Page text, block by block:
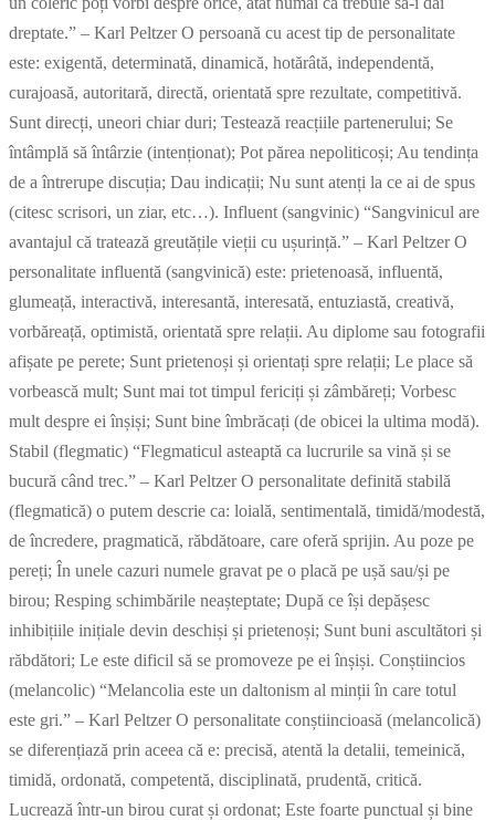
dreptate.” – Karl Peltzer O persoană cu acest tip de personalitate
este: exigentă, determinată, dinamică, hotărâtă, independentă,
curajoasă, autoritară, directă, orientată spre rezultate, competitivă.
Sunt direcți, uneori chiar duri; Testează reacțiile partenerului; Se
întâmplă să întârzie (intenționat); Pot părea nepoliticoși; Au tendința
de a întrerupe discuția; Dau indicații; Nu sunt atenți la ce ai de spus
(citesc scrisori, un ziar, etc…). Influent (sangvinic) “Sangvinicul are
avantajul că tratează greutățile vieții cu ușurință.” – Karl Peltzer O
personalitate influentă (sangvinică) este: prietenoasă, influentă,
glumeață, interactivă, interesantă, interesată, entuziastă, creativă,
vorbăreață, optimistă, orientată spre relații. Au diplome sau fotografii
afișate pe perete; Sunt prietenoși și orientați spre relații; Le place să
vorbească mult; Sunt mai tot timpul fericiți și zâmbăreți; Vorbesc
mult despre ei înșiși; Sunt bine îmbrăcați (de obicei la ultima modă).
Stabil (flegmatic) “Flegmaticul asteaptă ca lucrurile sa vină și se
bucură când trec.” – Karl Peltzer O personalitate definită stabilă
(flegmatică) o putem descrie ca: loială, sentimentală, timidă/modestă,
de încredere, pragmatică, răbdătoare, care oferă sprijin. Au poze pe
pereți; În unele cazuri numele gravat pe o placă pe ușă sau/și pe
birou; Resping schimbările neașteptate; După ce își depășesc
inhibițiile inițiale devin deschiși și prietenoși; Sunt buni ascultători și
răbdători; Le este dificil să se promoveze pe ei înșiși. Conștiincios
(melancolic) “Melancolia este un daltonism al minții în care totul
este gri.” – Karl Peltzer O personalitate conștiincioasă (melancolică)
se diferențiază prin aceea că e: precisă, atentă la detalii, temeinică,
timidă, ordonată, competentă, disciplinată, prudentă, critică.
Lucrează într-un birou curat și ordonat; Este foarte punctual și bine